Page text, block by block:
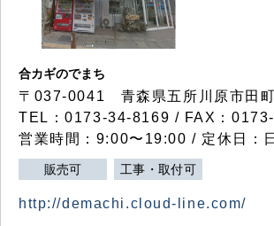
合カギのでまち
〒037-0041 青森県五所川原市田
TEL：0173-34-8169 / FAX：
営業時間：9:00〜19:00 / 定休日：
販売可 工事・取付可
http://demachi.cloud-line.com/